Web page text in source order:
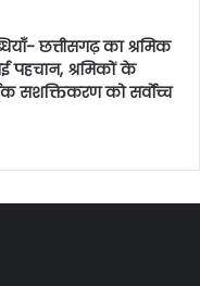
छत्तीसगढ़ का श्रमिक
पहचान, श्रमिकों के
सशक्तिकरण को सर्वाेच्च